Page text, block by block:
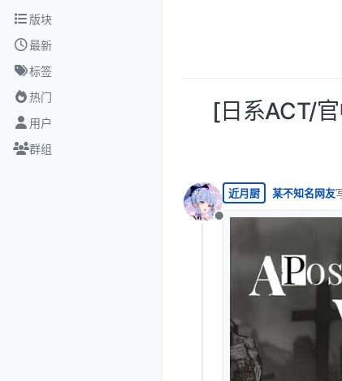
跳转至内容
版块
最新
标签
热门
用户
群组
[日系ACT/
离线
近月厨 某不知名网友